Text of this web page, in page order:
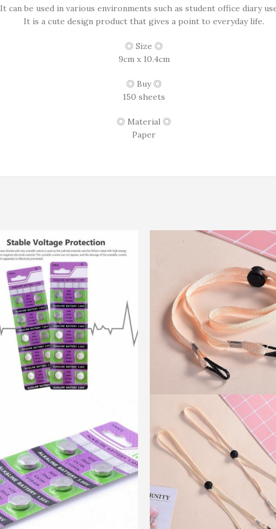
It can be used in various environments such as student office diary
It is a cute design product that gives a point to everyday life.
◎ Size ◎
9cm x 10.4cm
◎ Buy ◎
150 sheets
◎ Material ◎
Paper